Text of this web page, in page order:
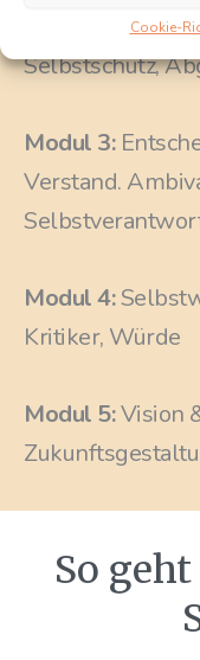
Cookie-
Selbstschutz,
Modul 3:
Verstand.
Modul 4:
Kritiker, Würde
Modul 5:Vision
So